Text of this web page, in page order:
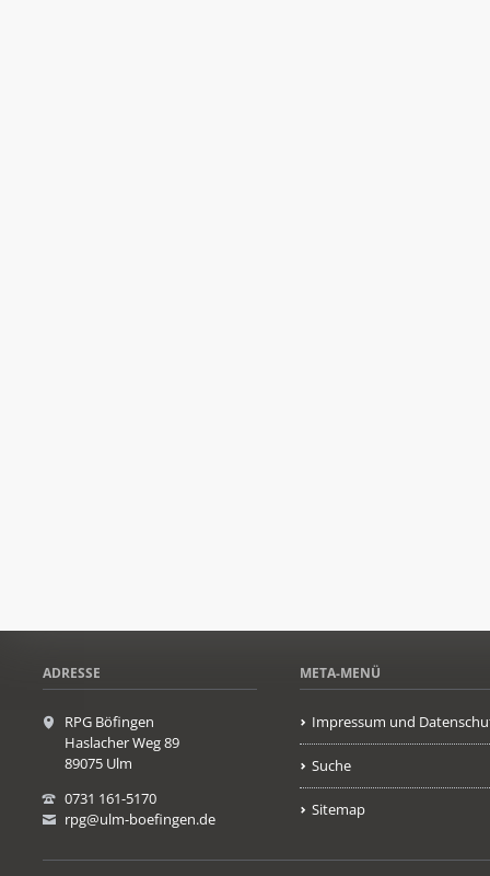
ADRESSE
RPG Böfingen
Haslacher Weg 89
89075 Ulm
0731 161-5170
rpg@ulm-boefingen.de
META-MENÜ
Impressum und
Suche
Sitemap